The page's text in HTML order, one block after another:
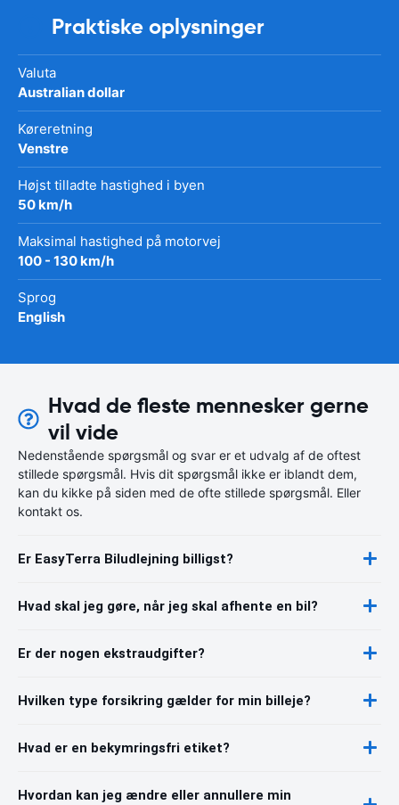
Praktiske oplysninger
Valuta
Australian dollar
Køreretning
Venstre
Højst tilladte hastighed i byen
50 km/h
Maksimal hastighed på motorvej
100 - 130 km/h
Sprog
English
Hvad de fleste mennesker gerne
vil vide
Nedenstående spørgsmål og svar er et udvalg af de oftest
stillede spørgsmål. Hvis dit spørgsmål ikke er iblandt dem,
kan du kikke på siden med de ofte stillede spørgsmål. Eller
kontakt os.
Er EasyTerra Biludlejning billigst?
Hvad skal jeg gøre, når jeg skal afhente en bil?
Er der nogen ekstraudgifter?
Hvilken type forsikring gælder for min billeje?
Hvad er en bekymringsfri etiket?
Hvordan kan jeg ændre eller annullere min